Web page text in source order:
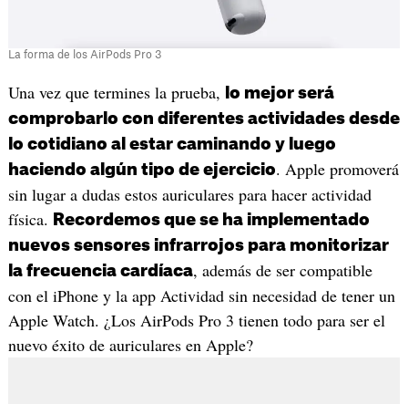
La forma de los AirPods Pro 3
Una vez que termines la prueba,
lo mejor será
comprobarlo con diferentes actividades desde
lo cotidiano al estar caminando y luego
haciendo algún tipo de ejercicio. Apple promoverá
sin lugar a dudas estos auriculares para hacer actividad
física.
Recordemos que se ha implementado
nuevos sensores infrarrojos para monitorizar
la frecuencia cardíaca, además de ser compatible
con el iPhone y la app Actividad sin necesidad de tener un
Apple Watch. ¿Los AirPods Pro 3 tienen todo para ser el
nuevo éxito de auriculares en Apple?